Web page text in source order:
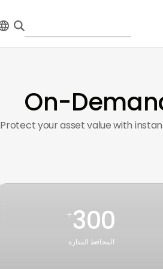
On-
Protect your asset value with
300
+
المحافظ المدارة